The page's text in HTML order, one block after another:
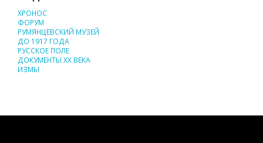
ХРОНОС
ФОРУМ
РУМЯНЦЕВСКИЙ МУЗЕЙ
ДО 1917 ГОДА
РУССКОЕ ПОЛЕ
ДОКУМЕНТЫ XX ВЕКА
ИЗМЫ